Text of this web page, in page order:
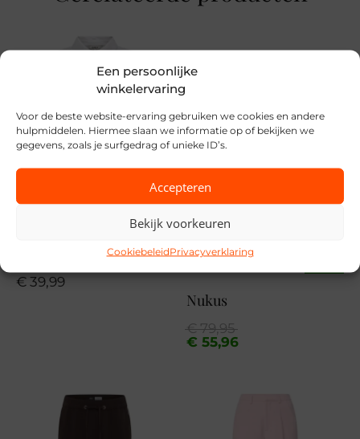
Een persoonlijke
winkelervaring
Voor de beste website-ervaring gebruiken we cookies en andere
hulpmiddelen. Hiermee slaan we informatie op of bekijken we
gegevens, zoals je surfgedrag of unieke ID’s.
Accepteren
Bekijk voorkeuren
CookiebeleidPrivacyverklaring
VZ26
€ 39,99
Nukus
€79,95
Oorspronkelijke
prijs
€ 55,96
Huidige
prijs